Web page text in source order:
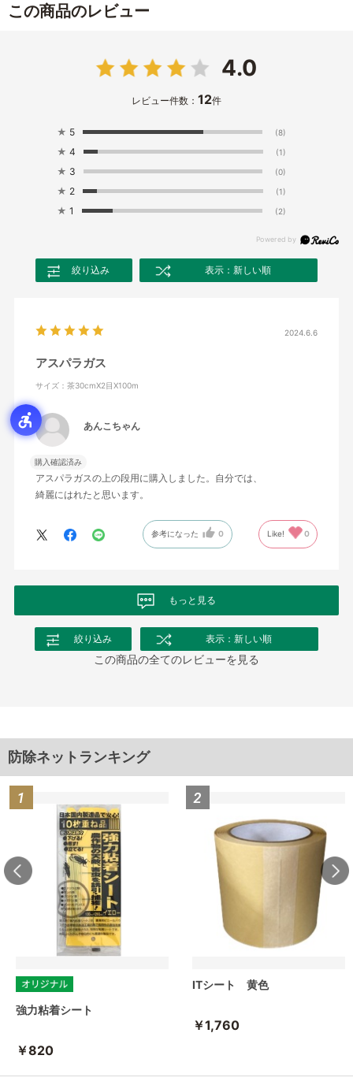
この商品のレビュー
4.0
レビュー件数： 12件
★ 5 (8)
★ 4 (1)
★ 3 (0)
★ 2 (1)
★ 1 (2)
絞り込み 表示：新しい順
2024.6.6
アスパラガス
サイズ：茶30cmX2目X100m
あんこちゃん
購入確認済み
アスパラガスの上の段用に購入しました。自分では、
綺麗にはれたと思います。
参考になった 0 Like! 0
もっと見る
絞り込み 表示：新しい順
この商品の全てのレビューを見る
防除ネットランキング
強力粘着シート
￥820
ITシート 黄色
￥1,760